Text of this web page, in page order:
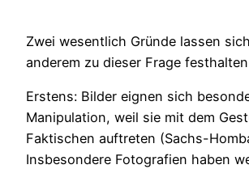
Zwei wesentlich Gründe lassen
anderem zu dieser Frage
Erstens: Bilder eignen sich
Manipulation, weil sie mit dem
Faktischen auftreten (Sachs-
Insbesondere Fotografien haben